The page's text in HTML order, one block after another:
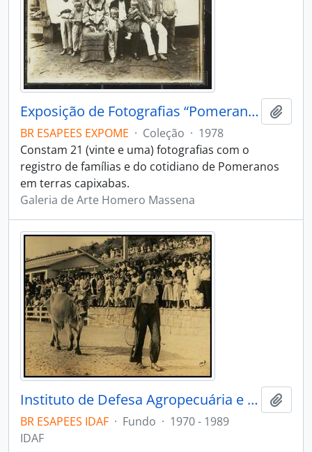
Exposição de Fotografias “Pomeranos”, em 1978, por Galeria Homero Massena
BR ESAPEES EXPOME · Coleção · 1978
Constam 21 (vinte e uma) fotografias com o
registro de famílias e do cotidiano de Pomeranos
em terras capixabas.
Galeria de Arte Homero Massena
Instituto de Defesa Agropecuária e Florestal do Espírito Santo
BR ESAPEES IDAF · Fundo · 1970 - 1989
IDAF